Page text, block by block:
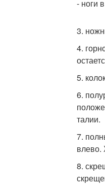
- ноги
3.
4.
5.
6.
талии.
7.
8.